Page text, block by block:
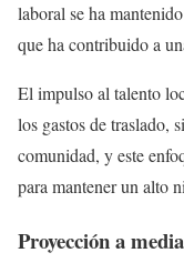
laboral se ha
que ha contribuido a
El impulso al talento
los gastos de traslado,
comunidad, y este
para mantener un alto
Proyección a